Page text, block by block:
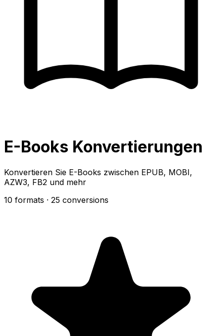
E-Books Konvertierungen
Konvertieren Sie E-Books zwischen EPUB, MOBI,
AZW3, FB2 und mehr
10 formats · 25 conversions